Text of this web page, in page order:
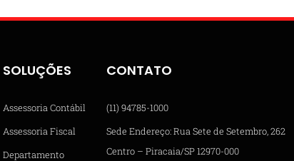
SOLUÇÕES
Assessoria Contábil
Assessoria Fiscal
Departamento
CONTATO
(11) 94785-1000
Sede Endereço: Rua Sete de Setembro, 262
Centro – Piracaia/SP 12970-000